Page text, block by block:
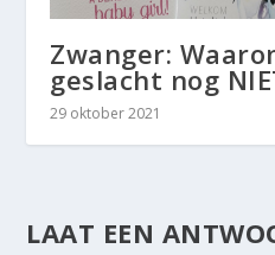
Zwanger:
geslacht nog
29 oktober 2021
LAAT EEN